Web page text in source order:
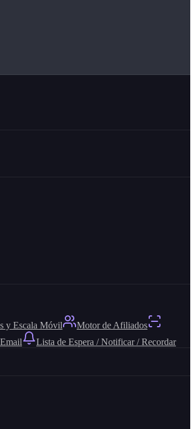
y Escala Móvil
Motor de Afiliados
Lista de Espera / Notificar / Recordar